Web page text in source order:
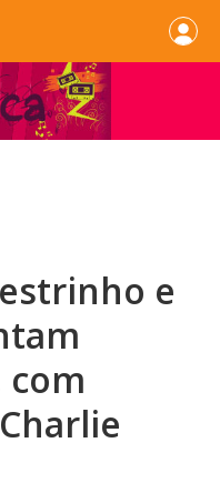
e
com